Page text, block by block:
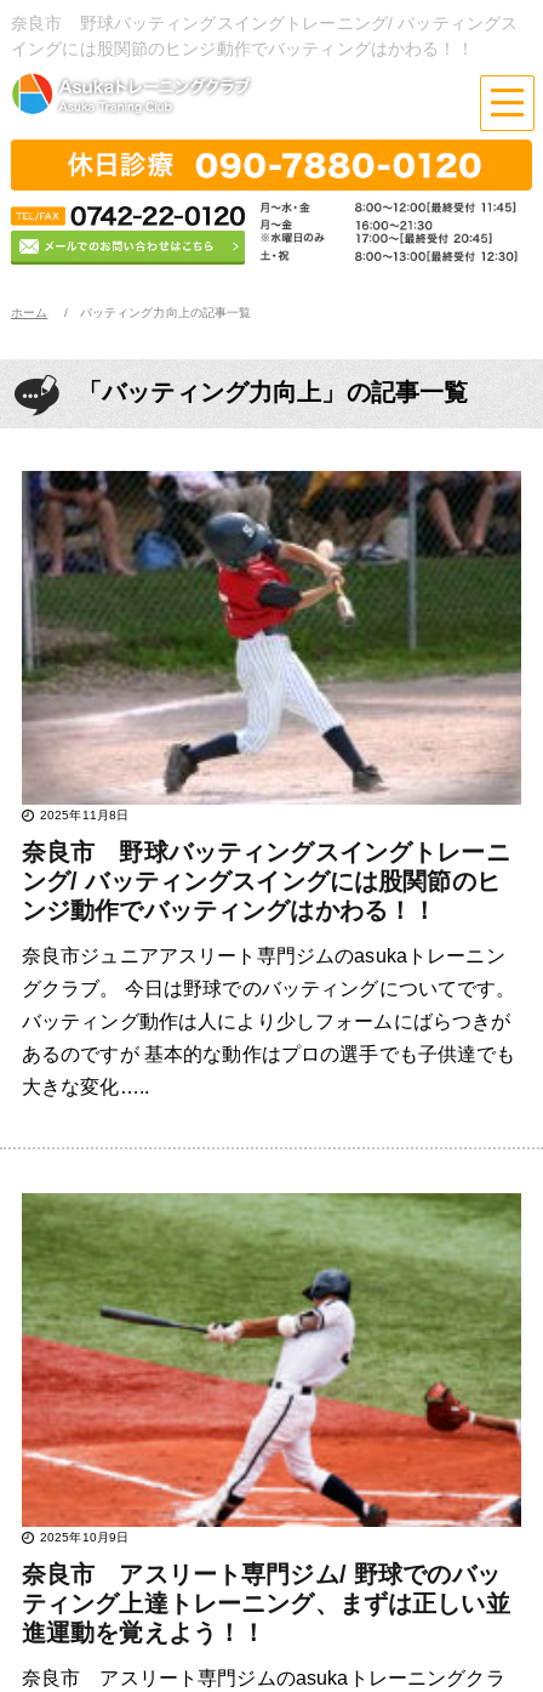
奈良市 野球バッティングスイングトレーニング/ バッティングス
イングには股関節のヒンジ動作でバッティングはかわる！！
ホーム バッティング力向上の記事一覧
「バッティング力向上」の記事一覧
2025年11月8日
奈良市 野球バッティングスイングトレーニ
ング/ バッティングスイングには股関節のヒ
ンジ動作でバッティングはかわる！！
奈良市ジュニアアスリート専門ジムのasukaトレーニン
グクラブ。 今日は野球でのバッティングについてです。
バッティング動作は人により少しフォームにばらつきが
あるのですが 基本的な動作はプロの選手でも子供達でも
大きな変化…..
2025年10月9日
奈良市 アスリート専門ジム/ 野球でのバッ
ティング上達トレーニング、まずは正しい並
進運動を覚えよう！！
奈良市 アスリート専門ジムのasukaトレーニングクラ